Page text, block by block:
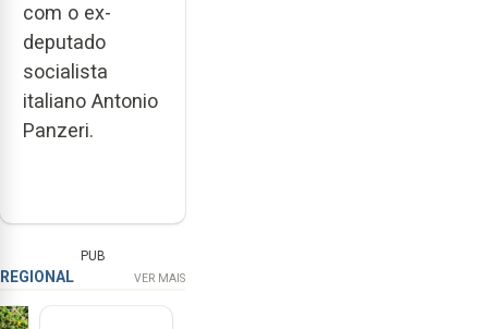
com o ex-
deputado
socialista
italiano Antonio
Panzeri.
PUB
REGIONAL VER MAIS